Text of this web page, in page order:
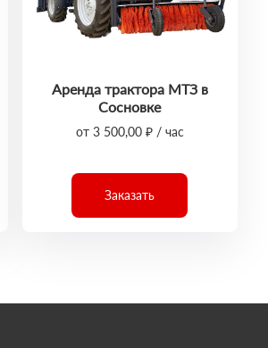
Аренда трактора МТЗ в
Сосновке
от 3 500,00 ₽ / час
Заказать